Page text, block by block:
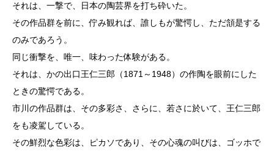
それは、一撃で、日本の陶芸界を打ち砕いた。
その作品群を前に、佇み観れば、誰しもが驚愕し、ただ頷是する
のみであろう。
同じ衝撃を、唯一、味わった体験がある。
それは、かの出口王仁三郎（1871～1948）の作陶を眼前にした
ときの驚愕である。
市川の作品群は、その多彩さ、さらに、若さに於いて、王仁三郎
をも凌駕している。
その鮮烈な色彩は、ピカソであり、その心魂の叫びは、ゴッホで